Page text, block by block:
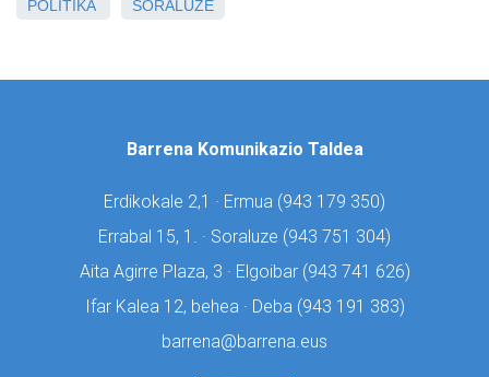
POLITIKA SORALUZE
Barrena Komunikazio Taldea
Erdikokale 2,1 · Ermua (943 179 350)
Errabal 15, 1. · Soraluze (943 751 304)
Aita Agirre Plaza, 3 · Elgoibar (943 741 626)
Ifar Kalea 12, behea · Deba (943 191 383)
barrena@barrena.eus